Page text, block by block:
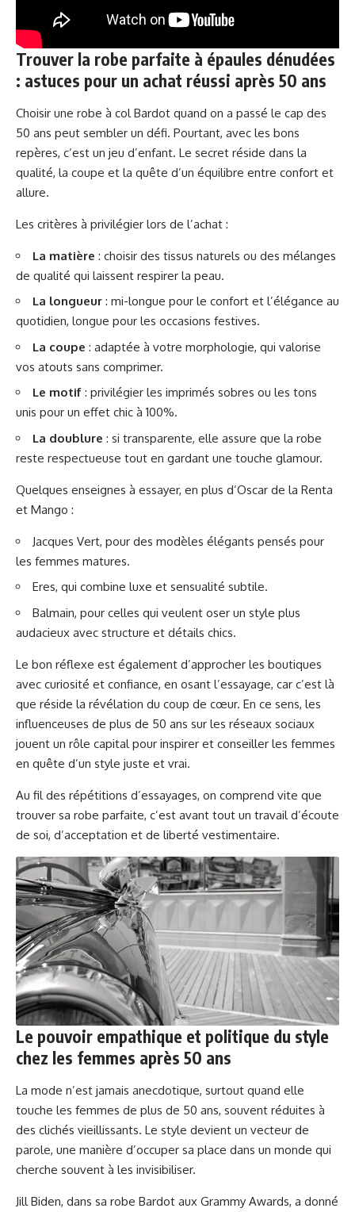
Trouver la robe parfaite à épaules dénudées
: astuces pour un achat réussi après 50 ans
Choisir une robe à col Bardot quand on a passé le cap des
50 ans peut sembler un défi. Pourtant, avec les bons
repères, c’est un jeu d’enfant. Le secret réside dans la
qualité, la coupe et la quête d’un équilibre entre confort et
allure.
Les critères à privilégier lors de l’achat :
La matière : choisir des tissus naturels ou des mélanges
de qualité qui laissent respirer la peau.
La longueur : mi-longue pour le confort et l’élégance au
quotidien, longue pour les occasions festives.
La coupe : adaptée à votre morphologie, qui valorise
vos atouts sans comprimer.
Le motif : privilégier les imprimés sobres ou les tons
unis pour un effet chic à 100%.
La doublure : si transparente, elle assure que la robe
reste respectueuse tout en gardant une touche glamour.
Quelques enseignes à essayer, en plus d’Oscar de la Renta
et Mango :
Jacques Vert, pour des modèles élégants pensés pour
les femmes matures.
Eres, qui combine luxe et sensualité subtile.
Balmain, pour celles qui veulent oser un style plus
audacieux avec structure et détails chics.
Le bon réflexe est également d’approcher les boutiques
avec curiosité et confiance, en osant l’essayage, car c’est là
que réside la révélation du coup de cœur. En ce sens, les
influenceuses de plus de 50 ans sur les réseaux sociaux
jouent un rôle capital pour inspirer et conseiller les femmes
en quête d’un style juste et vrai.
Au fil des répétitions d’essayages, on comprend vite que
trouver sa robe parfaite, c’est avant tout un travail d’écoute
de soi, d’acceptation et de liberté vestimentaire.
Le pouvoir empathique et politique du style
chez les femmes après 50 ans
La mode n’est jamais anecdotique, surtout quand elle
touche les femmes de plus de 50 ans, souvent réduites à
des clichés vieillissants. Le style devient un vecteur de
parole, une manière d’occuper sa place dans un monde qui
cherche souvent à les invisibiliser.
Jill Biden, dans sa robe Bardot aux Grammy Awards, a donné